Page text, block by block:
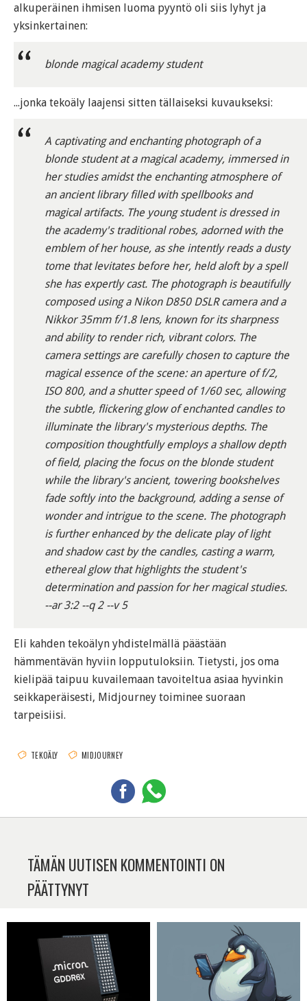
alkuperäinen ihmisen luoma pyyntö oli siis lyhyt ja
yksinkertainen:
blonde magical academy student
...jonka tekoäly laajensi sitten tällaiseksi kuvaukseksi:
A captivating and enchanting photograph of a
blonde student at a magical academy, immersed in
her studies amidst the enchanting atmosphere of
an ancient library filled with spellbooks and
magical artifacts. The young student is dressed in
the academy's traditional robes, adorned with the
emblem of her house, as she intently reads a dusty
tome that levitates before her, held aloft by a spell
she has expertly cast. The photograph is beautifully
composed using a Nikon D850 DSLR camera and a
Nikkor 35mm f/1.8 lens, known for its sharpness
and ability to render rich, vibrant colors. The
camera settings are carefully chosen to capture the
magical essence of the scene: an aperture of f/2,
ISO 800, and a shutter speed of 1/60 sec, allowing
the subtle, flickering glow of enchanted candles to
illuminate the library's mysterious depths. The
composition thoughtfully employs a shallow depth
of field, placing the focus on the blonde student
while the library's ancient, towering bookshelves
fade softly into the background, adding a sense of
wonder and intrigue to the scene. The photograph
is further enhanced by the delicate play of light
and shadow cast by the candles, casting a warm,
ethereal glow that highlights the student's
determination and passion for her magical studies.
--ar 3:2 --q 2 --v 5
Eli kahden tekoälyn yhdistelmällä päästään
hämmentävän hyviin lopputuloksiin. Tietysti, jos oma
kielipää taipuu kuvailemaan tavoiteltua asiaa hyvinkin
seikkaperäisesti, Midjourney toiminee suoraan
tarpeisiisi.
TEKOÄLY MIDJOURNEY
TÄMÄN UUTISEN KOMMENTOINTI ON
PÄÄTTYNYT